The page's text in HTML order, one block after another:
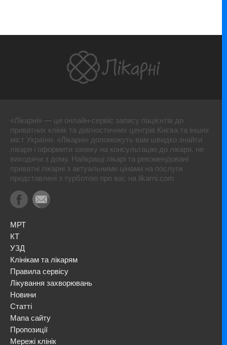
«Лікарні» — це онлайн-сервіс запису пацієнтів до
приватних клінік та діагностичних центрів Києва та інших
міст України. «Лікарні» допоможуть вам швидко знайти
лікаря і оформити заявку на консультацію до лікаря, не
виходячи з дому. Найкращі лікарі та рекомендовані
приватні лікарні з актуальними цінами на послуги
представлені з турботою про вас на likarni.com
МРТ
КТ
УЗД
Клінікам та лікарям
Правила сервісу
Лікування захворювань
Новини
Статті
Мапа сайту
Пропозиції
Мережі клінік